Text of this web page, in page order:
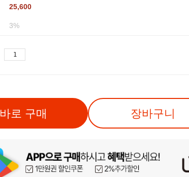
25,600
3%
바로 구매 장바구니